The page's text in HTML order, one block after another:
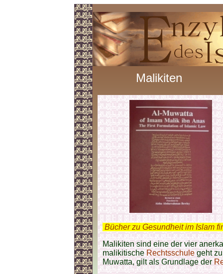
Malikiten
Bücher zu Gesundheit im Islam
Malikiten sind eine der vier
malikitischeRechtsschulegeht
Muwatta, gilt als Grundlage der